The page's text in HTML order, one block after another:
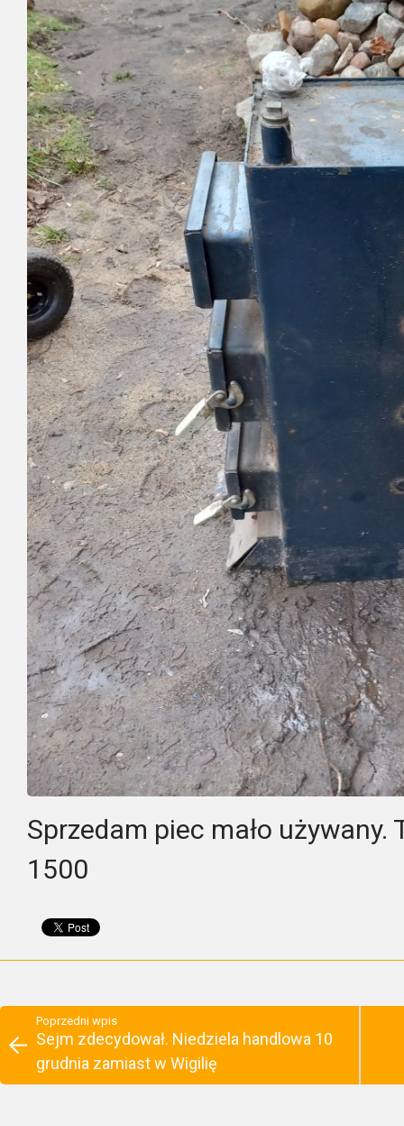
Sprzedam piec mało używany.
1500
Poprzedni wpis
Sejm zdecydował. Niedziela handlowa 10
grudnia zamiast w Wigilię